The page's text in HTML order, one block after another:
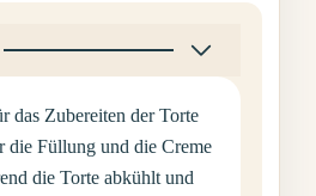
das Zubereiten der Torte
die Füllung und die Creme
die Torte abkühlt und